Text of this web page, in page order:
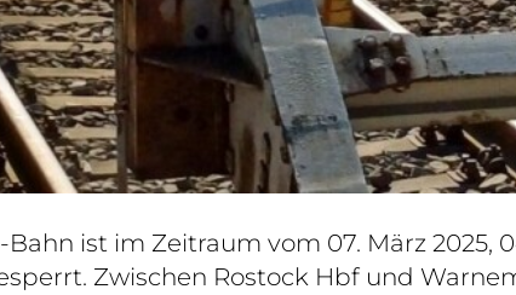
ist im Zeitraum vom 07. März 2025,
Zwischen Rostock Hbf und